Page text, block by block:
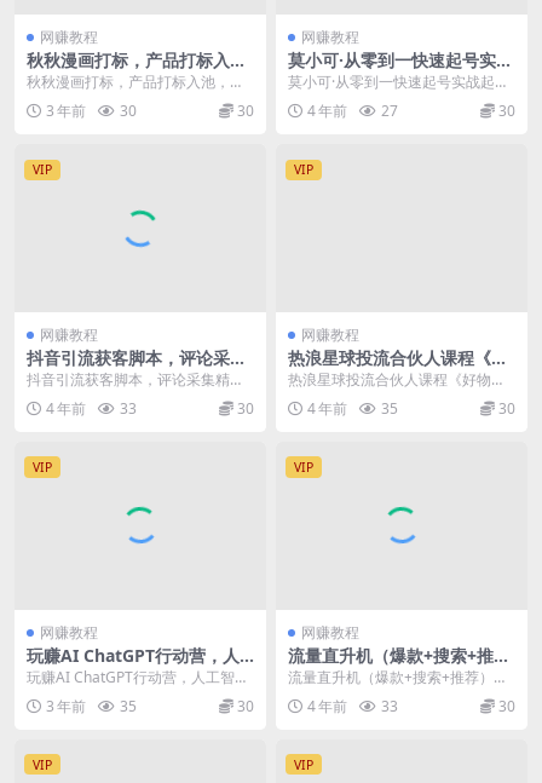
网赚教程
秋秋漫画打标，产品打标入
池，建立流量模型，为快速放
大流量做准备
秋秋漫画打标，产品打标入池，建
立流量模型，为快速放大流量做准
备 本课程无冒泡网赚...
3 年前 30 30
网赚教程
莫小可·从零到一快速起号实战
起号方法，如何打造百人直播
间（全套课程+课件）
莫小可·从零到一快速起号实战起号
方法，如何打造百人直播间（全套
课程+课件） 课程...
4 年前 27 30
VIP
网赚教程
抖音引流获客脚本，评论采集
精准引流【永久脚本+详细教
程】
抖音引流获客脚本，评论采集精准
引流【永久脚本+详细教程】 本软
件是破解版抖音获客...
4 年前 33 30
VIP
网赚教程
热浪星球投流合伙人课程《好
物投流密训营》，抖音零食类
混剪运营全系列课程
热浪星球投流合伙人课程《好物投
流密训营》，抖音零食类混剪运营
全系列课程 课程目录...
4 年前 35 30
VIP
网赚教程
玩赚AI ChatGPT行动营，人
工智能时代如何用ChatGPT打
玩赚AI ChatGPT行动营，人工智能
时代如何用ChatGPT打造被动收入
人...3 年前 35 30
VIP
网赚教程
流量直升机（爆款+搜索+推
荐），打造流量增长螺旋桨，
流量直升机（爆款+搜索+推荐），
打造流量增长螺旋桨，助力店铺业
绩持续爆发 三个月...
4 年前 33 30
VIP VIP